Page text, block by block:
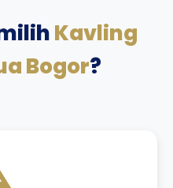
Kavling
Bogor?